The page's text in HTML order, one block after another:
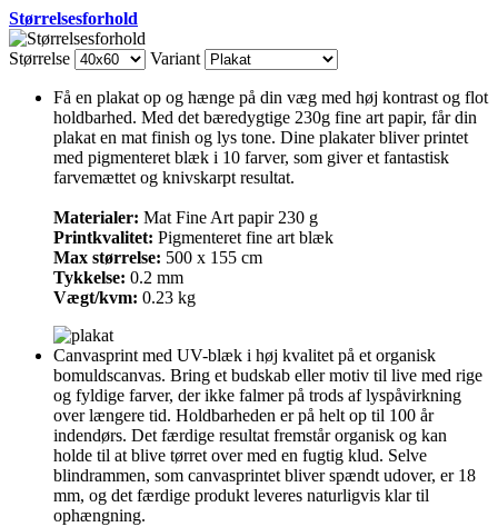
Størrelsesforhold
Størrelse Variant
Få en plakat op og hænge på din væg med høj kontrast og flot
holdbarhed. Med det bæredygtige 230g fine art papir, får din
plakat en mat finish og lys tone. Dine plakater bliver printet
med pigmenteret blæk i 10 farver, som giver et fantastisk
farvemættet og knivskarpt resultat.
Materialer: Mat Fine Art papir 230 g
Printkvalitet: Pigmenteret fine art blæk
Max størrelse: 500 x 155 cm
Tykkelse: 0.2 mm
Vægt/kvm: 0.23 kg
Canvasprint med UV-blæk i høj kvalitet på et organisk
bomuldscanvas. Bring et budskab eller motiv til live med rige
og fyldige farver, der ikke falmer på trods af lyspåvirkning
over længere tid. Holdbarheden er på helt op til 100 år
indendørs. Det færdige resultat fremstår organisk og kan
holde til at blive tørret over med en fugtig klud. Selve
blindrammen, som canvasprintet bliver spændt udover, er 18
mm, og det færdige produkt leveres naturligvis klar til
ophængning.